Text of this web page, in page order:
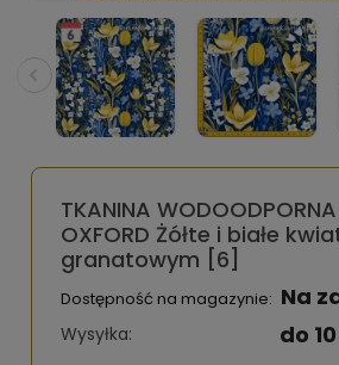
TKANINA WODOODPORNA
OXFORD Żółte i białe
granatowym [6]
Dostępność na magazynie: Na
Wysyłka: do